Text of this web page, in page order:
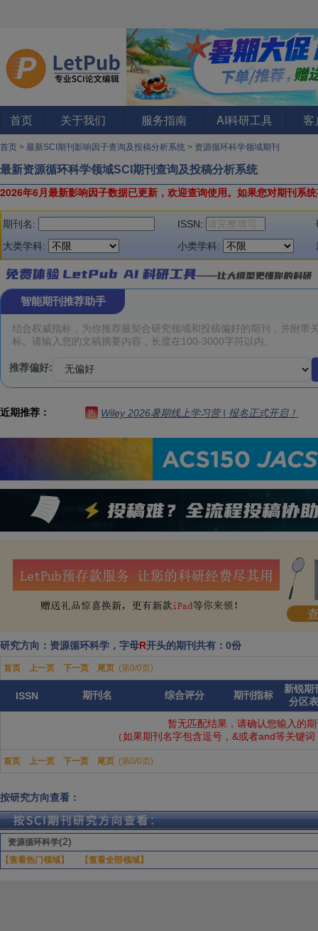
首页 关于我们 服务指南 AI科研工具 客
首页 > 最新SCI期刊影响因子查询及投稿分析系统 > 资源循环科学领域期刊
最新资源循环科学领域SCI期刊查询及投稿分析系统
2026年6月最新影响因子数据已更新，欢迎查询使用。 如果您对期刊系
期刊名: ISSN:
大类学科:
小类学科:
智能期刊推荐助手
推荐偏好:
近期推荐： 热 Wiley 2026暑期线上学习营 | 报名正式开启！
研究方向：资源循环科学，字母R开头的期刊共有：0份
首页 上一页 下一页 尾页 (第0/0页)
ISSN 期刊名 综合评分 期刊指标
新锐期
分区
暂无匹配结果，请确认您输入的
（如果期刊名字包含逗号，&或者and等关键
首页 上一页 下一页 尾页 (第0/0页)
按研究方向查看：
资源循环科学(2)
【查看热门领域】 【查看全部领域】